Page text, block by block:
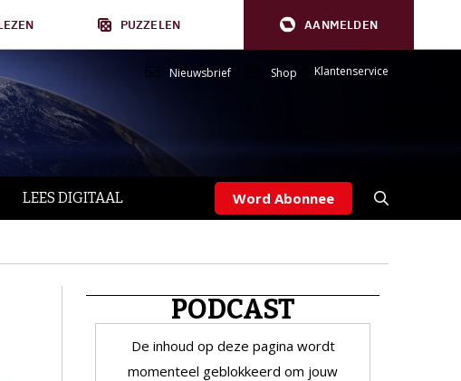
PUZZELEN AANMELDEN
Nieuwsbrief Shop Klantenservice
LEES DIGITAAL Word Abonnee
PODCAST
De inhoud op deze pagina wordt
momenteel geblokkeerd om jouw